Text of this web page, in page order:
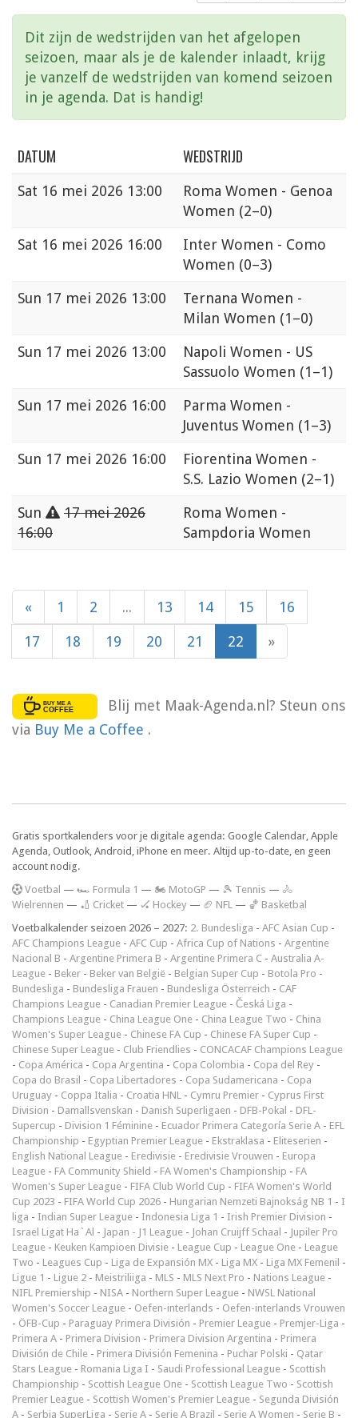
Dit zijn de wedstrijden van het afgelopen
seizoen, maar als je de kalender inlaadt, krijg
je vanzelf de wedstrijden van komend seizoen
in je agenda. Dat is handig!
DATUM WEDSTRIJD
Sat 16 mei 2026 13:00
Roma Women - Genoa
Women (2–0)
Sat 16 mei 2026 16:00
Inter Women - Como
Women (0–3)
Sun 17 mei 2026 13:00
Ternana Women -
Milan Women (1–0)
Sun 17 mei 2026 13:00
Napoli Women - US
Sassuolo Women (1–1)
Sun 17 mei 2026 16:00
Parma Women -
Juventus Women (1–3)
Sun 17 mei 2026 16:00
Fiorentina Women -
S.S. Lazio Women (2–1)
Sun
17 mei 2026
16:00
Roma Women -
Sampdoria Women
« 1 2 ... 13 14 15 16
17 18 19 20 21 22 »
Blij met Maak-Agenda.nl? Steun ons
via Buy Me a Coffee .
Gratis sportkalenders voor je digitale agenda: Google Calendar, Apple
Agenda, Outlook, Android, iPhone en meer. Altijd up-to-date, en geen
account nodig.
Voetbal — 🏎️ Formula 1 — 🏍 MotoGP — 🎾 Tennis — 🚴
Wielrennen — 🏏 Cricket — 🏑 Hockey — 🏈 NFL — 🏀 Basketbal
Voetbalkalender seizoen 2026 – 2027: 2. Bundesliga - AFC Asian Cup -
AFC Champions League - AFC Cup - Africa Cup of Nations - Argentine
Nacional B - Argentine Primera B - Argentine Primera C - Australia A-
League - Beker - Beker van België - Belgian Super Cup - Botola Pro -
Bundesliga - Bundesliga Frauen - Bundesliga Österreich - CAF
Champions League - Canadian Premier League - Česká Liga -
Champions League - China League One - China League Two - China
Women's Super League - Chinese FA Cup - Chinese FA Super Cup -
Chinese Super League - Club Friendlies - CONCACAF Champions League
- Copa América - Copa Argentina - Copa Colombia - Copa del Rey -
Copa do Brasil - Copa Libertadores - Copa Sudamericana - Copa
Uruguay - Coppa Italia - Croatia HNL - Cymru Premier - Cyprus First
Division - Damallsvenskan - Danish Superligaen - DFB-Pokal - DFL-
Supercup - Division 1 Féminine - Ecuador Primera Categoría Serie A - EFL
Championship - Egyptian Premier League - Ekstraklasa - Eliteserien -
English National League - Eredivisie - Eredivisie Vrouwen - Europa
League - FA Community Shield - FA Women's Championship - FA
Women's Super League - FIFA Club World Cup - FIFA Women's World
Cup 2023 - FIFA World Cup 2026 - Hungarian Nemzeti Bajnokság NB 1 - I
liga - Indian Super League - Indonesia Liga 1 - Irish Premier Division -
Israel Ligat Ha`Al - Japan - J1 League - Johan Cruijff Schaal - Jupiler Pro
League - Keuken Kampioen Divisie - League Cup - League One - League
Two - Leagues Cup - Liga de Expansión MX - Liga MX - Liga MX Femenil -
Ligue 1 - Ligue 2 - Meistriliiga - MLS - MLS Next Pro - Nations League -
NIFL Premiership - NISA - Northern Super League - NWSL National
Women's Soccer League - Oefen-interlands - Oefen-interlands Vrouwen
- ÖFB-Cup - Paraguay Primera División - Premier League - Premjer-Liga -
Primera A - Primera Division - Primera Division Argentina - Primera
División de Chile - Primera División Femenina - Puchar Polski - Qatar
Stars League - Romania Liga I - Saudi Professional League - Scottish
Championship - Scottish League One - Scottish League Two - Scottish
Premier League - Scottish Women's Premier League - Segunda División
A - Serbia SuperLiga - Serie A - Serie A Brazil - Serie A Women - Serie B -